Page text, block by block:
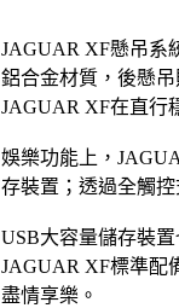
JAGUAR XF懸吊系
鋁合金材質，後懸
JAGUAR XF在直行
娛樂功能上，
存裝置；透過全觸
USB大容量儲存裝
JAGUAR XF標準配
盡情享樂。